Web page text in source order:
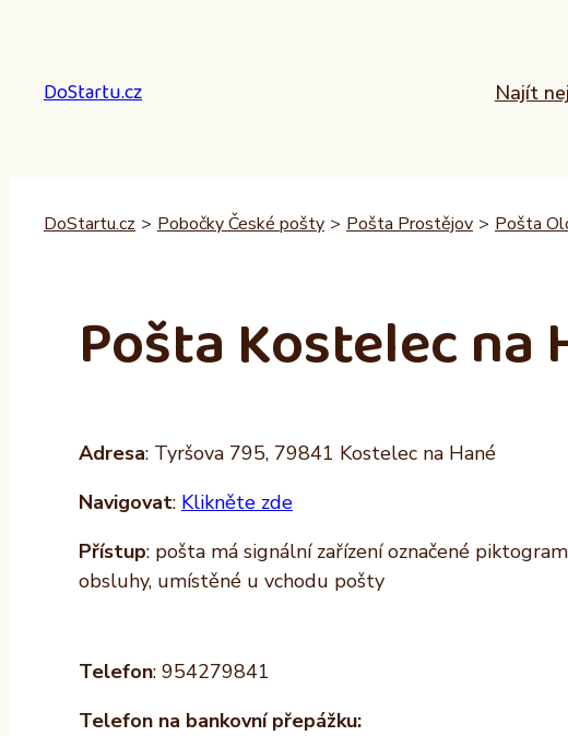
DoStartu.cz Najít
DoStartu.cz > Pobočky České pošty > Pošta Prostějov > Pošta
Pošta Kostelec na
Adresa: Tyršova 795, 79841 Kostelec na Hané
Navigovat: Klikněte zde
Přístup: pošta má signální zařízení označené
obsluhy, umístěné u vchodu pošty
Telefon: 954279841
Telefon na bankovní přepážku: